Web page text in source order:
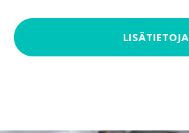
LISÄTIETOJA